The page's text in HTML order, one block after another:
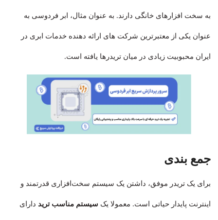
به سخت افزارهای خانگی دارند. به عنوان مثال، ابر فردوسی به
عنوان یکی از معتبرترین شرکت های ارائه دهنده خدمات ابری در
ایران محبوبیت زیادی در میان تریدرها یافته است.
جمع بندی
برای یک تریدر موفق، داشتن یک سیستم سخت‌افزاری قدرتمند و
اینترنت پایدار حیاتی است. معمولا یک سیستم مناسب ترید دارای